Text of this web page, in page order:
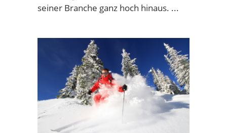
seiner Branche ganz hoch hinaus.